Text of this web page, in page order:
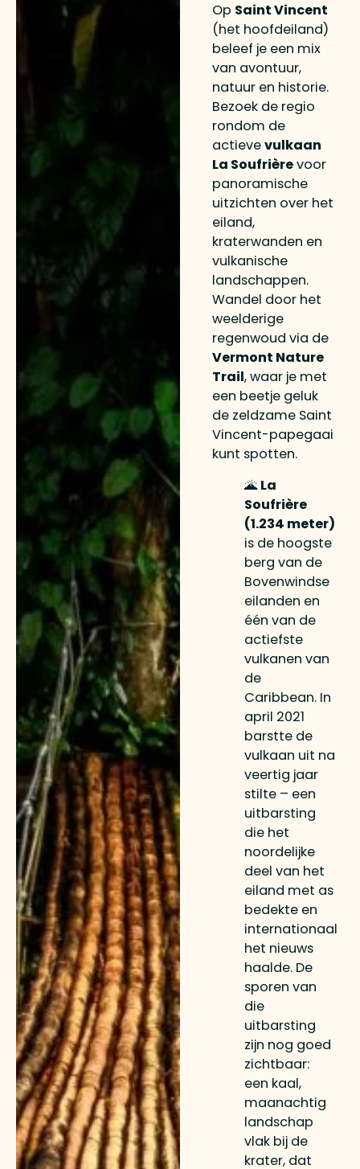
Op Saint Vincent
(het hoofdeiland)
beleef je een mix
van avontuur,
natuur en historie.
Bezoek de regio
rondom de
actievevulkaan
La Soufrièrevoor
panoramische
uitzichten over het
eiland,
kraterwanden en
vulkanische
landschappen.
Wandel door het
weelderige
regenwoud via de
Vermont Nature
Trail, waar je met
een beetje geluk
de zeldzame Saint
Vincent-papegaai
kunt spotten.
🌋La
Soufrière
(1.234 meter)
is de hoogste
berg van de
Bovenwindse
eilanden en
één van de
actiefste
vulkanen van
de
Caribbean. In
april 2021
barstte de
vulkaan uit na
veertig jaar
stilte – een
uitbarsting
die het
noordelijke
deel van het
eiland met as
bedekte en
internationaal
het nieuws
haalde. De
sporen van
die
uitbarsting
zijn nog goed
zichtbaar:
een kaal,
maanachtig
landschap
vlak bij de
krater, dat